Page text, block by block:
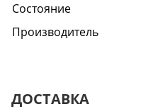
Состояние
Производитель
ДОСТАВКА